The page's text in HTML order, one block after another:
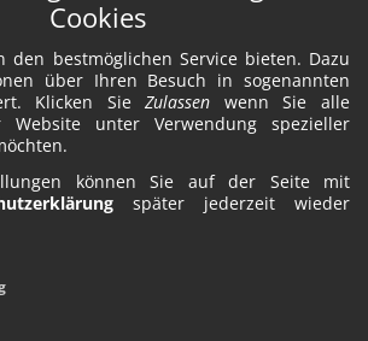
Cookies
den bestmöglichen Service bieten. Dazu
über Ihren Besuch in sogenannten
Klicken SieZulassen wenn Sie alle
Website unter Verwendung spezieller
können Sie auf der Seite mit
später jederzeit wieder